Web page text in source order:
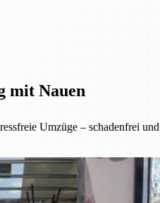
mit Nauen
Umzüge – schadenfrei